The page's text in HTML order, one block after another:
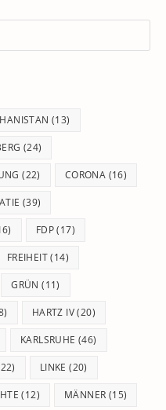
(13)
(24)
(22) CORONA (16)
(39)
FDP(17)
FREIHEIT(14)
GRÜN (11)
HARTZ IV(20)
KARLSRUHE (46)
LINKE (20)
(12) MÄNNER (15)